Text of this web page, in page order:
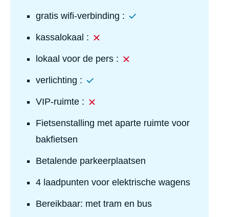
gratis wifi-verbinding : Ja
kassalokaal : Nee
lokaal voor de pers : Nee
verlichting : Ja
VIP-ruimte : Nee
Fietsenstalling met aparte ruimte voor
bakfietsen
Betalende parkeerplaatsen
4 laadpunten voor elektrische wagens
Bereikbaar: met tram en bus